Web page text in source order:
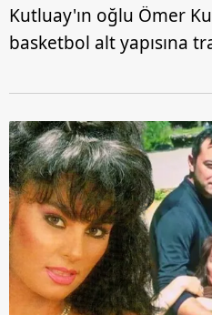
Kutluay'ın oğlu Ömer
basketbol alt yapısına